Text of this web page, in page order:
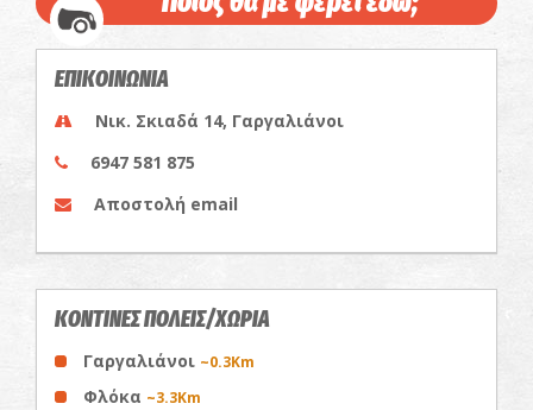
ΕΠΙΚΟΙΝΩΝΙΑ
Νικ. Σκιαδά 14, Γαργαλιάνοι
6947 581 875
Αποστολή email
ΚΟΝΤΙΝΕΣ ΠΟΛΕΙΣ/ΧΩΡΙΑ
Γαργαλιάνοι ~0.3Km
Φλόκα ~3.3Km